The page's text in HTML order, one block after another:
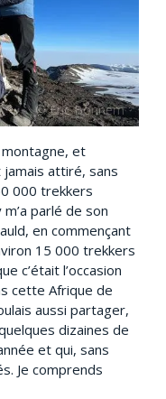
et
jamais attiré, sans
000 trekkers
parlé de son
en commençant
15 000 trekkers
c’était l’occasion
cette Afrique de
aussi partager,
dizaines de
et qui, sans
Je comprends